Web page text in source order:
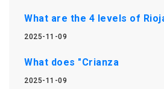
What are the 4 levels of
2025-11-09
What does "Crianza
2025-11-09